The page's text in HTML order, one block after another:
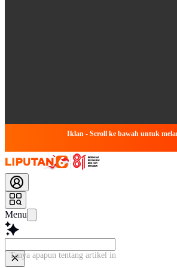
Iklan - Scroll ke bawah untuk
Menu
Tanya apapun tentang artikel ini..